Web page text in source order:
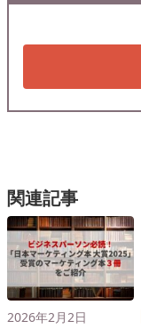
関連記事
2026年2月2日